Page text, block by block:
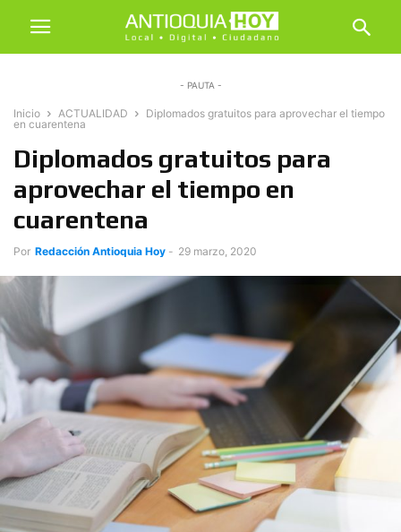
- PAUTA -
Inicio ACTUALIDAD
Diplomados gratuitos para aprovechar el tiempo
en cuarentena
Diplomados gratuitos para
aprovechar el tiempo en
cuarentena
Por Redacción Antioquia Hoy - 29 marzo, 2020